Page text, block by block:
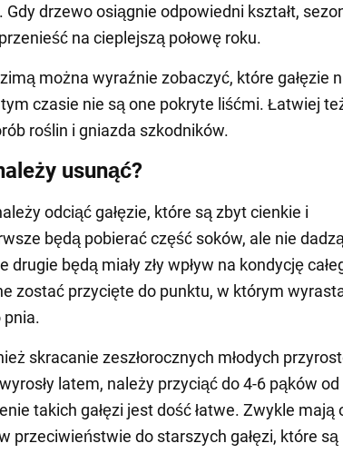
Gdy drzewo osiągnie odpowiedni kształt,
na cieplejszą połowę roku.
można wyraźnie zobaczyć, które gałęzie
czasie nie są one pokryte liśćmi. Łatwiej
roślin i gniazda szkodników.
usunąć?
odciąć gałęzie, które są zbyt cienkie i
będą pobierać część soków, ale nie
będą miały zły wpływ na kondycję
zostać przycięte do punktu, w którym
pnia.
skracanie zeszłorocznych młodych
latem, należy przyciąć do 4-6 pąków od
takich gałęzi jest dość łatwe. Zwykle mają
przeciwieństwie do starszych gałęzi, które są